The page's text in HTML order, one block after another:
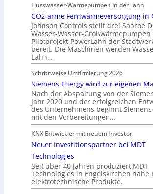
Flusswasser-Wärmepumpen in der Lahn
CO2-arme Fernwärmeversorgung in
Johnson Controls stellt drei Sabroe
Wasser-Wasser-Großwärmepumpen
Pilotprojekt PowerLahn der
bereit. Die Maschinen werden
Lahn…
Schrittweise Umfirmierung 2026
Siemens Energy wird zur eigenen
Nach der Abspaltung von der
Jahr 2020 und der erfolgreichen
des Unternehmens beginnt Siemens
mit den Vorbereitungen…
KNX-Entwickler mit neuem Investor
Neuer Investitionspartner bei MDT
Technologies
Seit über 40 Jahren produziert MDT
Technologies in Engelskirchen nahe
elektrotechnische Produkte.